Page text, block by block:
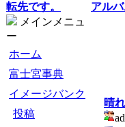
転先です。
メインメニュ
ー
ホーム
富士宮事典
イメージバンク
投稿
アル
晴